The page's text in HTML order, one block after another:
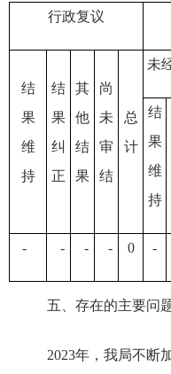
行政复议
结
果
维
持
结
果
纠
正
其
他
结
果
尚
未
审
结
总
计
未
结
果
维
持
- - - - 0 -
五、存在的主要问
2023年，我局不断